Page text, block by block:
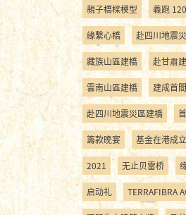
親子橋樑模型 義跑
緣繫心橋 赴四川地震
藏族山區建橋 赴甘肅
雲南山區建橋 建成首
赴四川地震災區建橋
籌款晚宴 基金在港成立
2021 无止贝雷桥
启动礼 TERRAFIBRA